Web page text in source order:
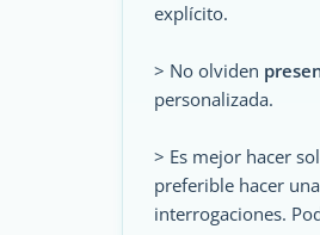
explícito.
> No olviden
personalizada.
> Es mejor hacer
preferible hacer
interrogaciones.